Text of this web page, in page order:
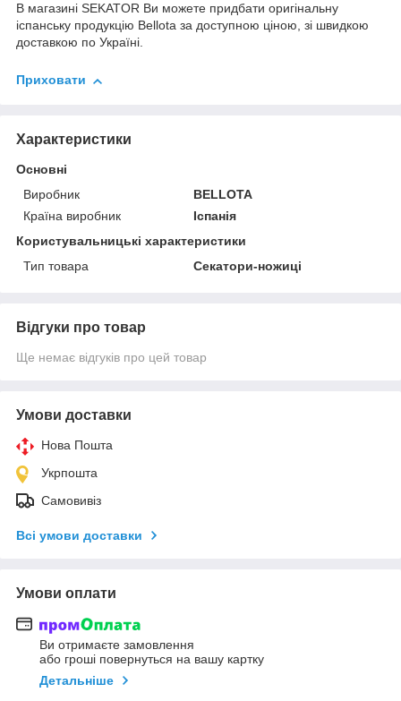
В магазині SEKATOR Ви можете придбати оригінальну
іспанську продукцію Bellota за доступною ціною, зі швидкою
доставкою по Україні.
Приховати
Характеристики
Основні
Виробник
BELLOTA
Країна виробник
Іспанія
Користувальницькі характеристики
Тип товара
Секатори-ножиці
Відгуки про товар
Ще немає відгуків про цей товар
Умови доставки
Нова Пошта
Укрпошта
Самовивіз
Всі умови доставки
Умови оплати
Ви отримаєте замовлення
або гроші повернуться на вашу картку
Детальніше